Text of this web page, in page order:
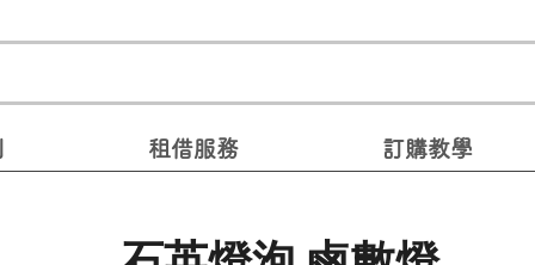
租借服務 訂購教學